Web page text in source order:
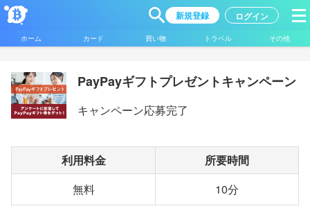
新規登録 ログイン
ホーム カード 買い物 トラベル その他
PayPayギフトプレゼントキャンペーン
キャンペーン応募完了
利用料金
所要時間
無料
10分